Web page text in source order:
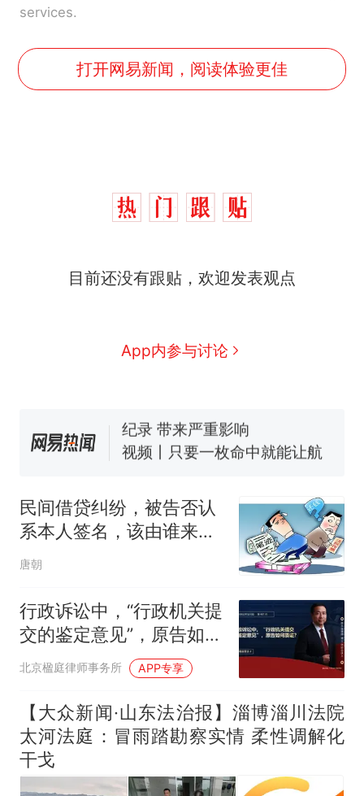
services.
打开网易新闻，阅读体验更佳
目前还没有跟贴，欢迎发表观点
App内参与讨论
全部作废，公平么？
国大使骑行绕了几乎整个国境
线一圈，还曾两次到中国寻根
5万的小车卖不动，40万以上
的抢着买
视频丨只要一枚命中就能让航
母瘫痪 轰-6J实力有多强？
1千斤稻谷
热 十多万人报名的考试，成绩
全部作废，公平么？
民间借贷纠纷，被告否认
系本人签名，该由谁来负
责申请笔迹鉴定？
唐朝
行政诉讼中，“行政机关提
交的鉴定意见”，原告如何
质证？
北京楹庭律师事务所 APP专享
【大众新闻·山东法治报】淄博淄川法院
太河法庭：冒雨踏勘察实情 柔性调解化
干戈